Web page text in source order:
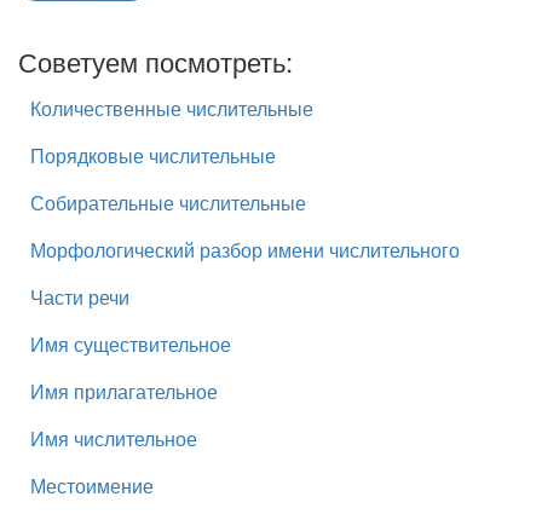
Советуем посмотреть:
Количественные числительные
Порядковые числительные
Собирательные числительные
Морфологический разбор имени числительного
Части речи
Имя существительное
Имя прилагательное
Имя числительное
Местоимение